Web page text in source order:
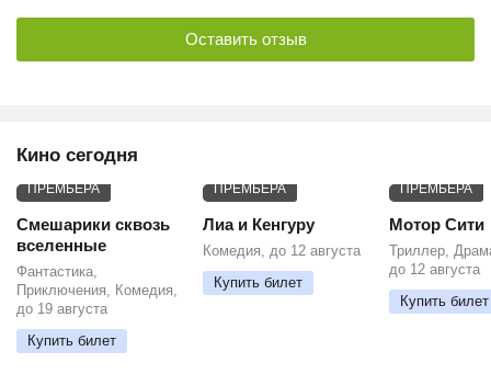
Оставить отзыв
Кино сегодня
ПРЕМЬЕРА
Смешарики сквозь
вселенные
Фантастика,
Приключения, Комедия,
до 19 августа
Купить билет
ПРЕМЬЕРА
Лиа и Кенгуру
Комедия, до 12 августа
Купить билет
ПРЕМЬЕРА
Мотор Сити
Триллер,
до 12 августа
Купить билет